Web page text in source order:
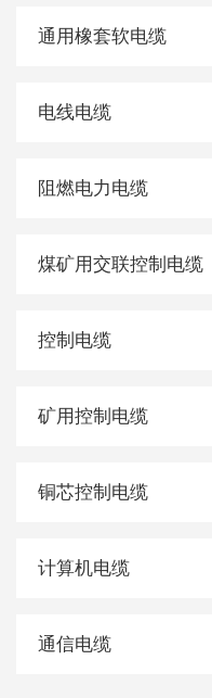
通用橡套软电缆
电线电缆
阻燃电力电缆
煤矿用交联控制电缆
控制电缆
矿用控制电缆
铜芯控制电缆
计算机电缆
通信电缆